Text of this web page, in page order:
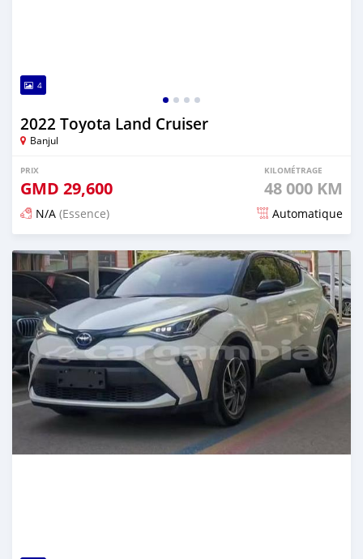
4
2022 Toyota Land Cruiser
Banjul
PRIX
GMD 29,600
KILOMÉTRAGE
48 000 KM
N/A (Essence) Automatique
Publié il y a 14 jours